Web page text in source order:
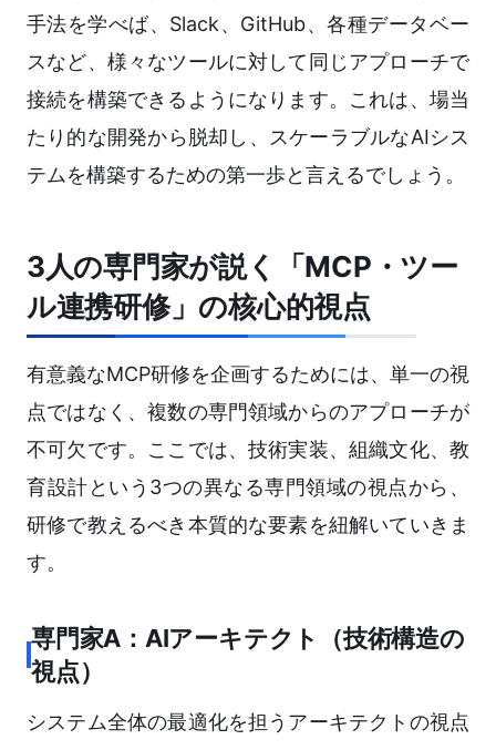
手法を学べば、Slack、GitHub、各種データベー
スなど、様々なツールに対して同じアプローチで
接続を構築できるようになります。これは、場当
たり的な開発から脱却し、スケーラブルなAIシス
テムを構築するための第一歩と言えるでしょう。
3人の専門家が説く「MCP・ツー
ル連携研修」の核心的視点
有意義なMCP研修を企画するためには、単一の視
点ではなく、複数の専門領域からのアプローチが
不可欠です。ここでは、技術実装、組織文化、教
育設計という3つの異なる専門領域の視点から、
研修で教えるべき本質的な要素を紐解いていきま
す。
専門家A：AIアーキテクト（技術構造の
視点）
システム全体の最適化を担うアーキテクトの視点